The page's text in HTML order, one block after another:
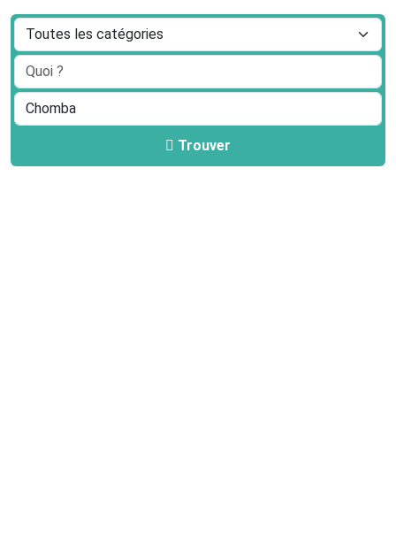
Trouver